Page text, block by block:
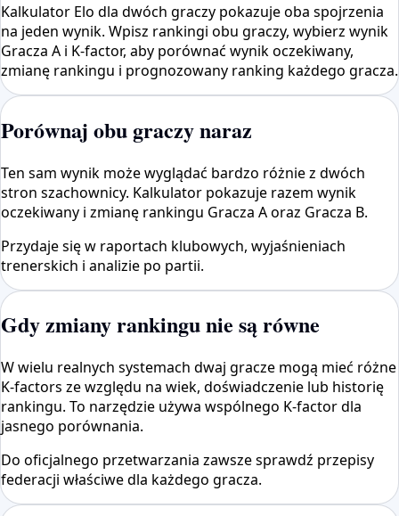
Kalkulator Elo dla dwóch graczy pokazuje oba spojrzenia
na jeden wynik. Wpisz rankingi obu graczy, wybierz wynik
Gracza A i K-factor, aby porównać wynik oczekiwany,
zmianę rankingu i prognozowany ranking każdego gracza.
Porównaj obu graczy naraz
Ten sam wynik może wyglądać bardzo różnie z dwóch
stron szachownicy. Kalkulator pokazuje razem wynik
oczekiwany i zmianę rankingu Gracza A oraz Gracza B.
Przydaje się w raportach klubowych, wyjaśnieniach
trenerskich i analizie po partii.
Gdy zmiany rankingu nie są równe
W wielu realnych systemach dwaj gracze mogą mieć różne
K-factors ze względu na wiek, doświadczenie lub historię
rankingu. To narzędzie używa wspólnego K-factor dla
jasnego porównania.
Do oficjalnego przetwarzania zawsze sprawdź przepisy
federacji właściwe dla każdego gracza.